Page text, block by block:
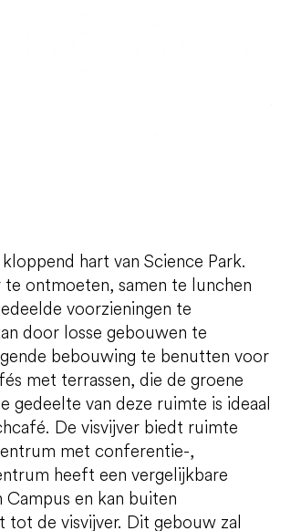
hart van Science Park.
ontmoeten, samen te lunchen
voorzieningen te
door losse gebouwen te
bebouwing te benutten voor
met terrassen, die de groene
van deze ruimte is ideaal
De visvijver biedt ruimte
met conferentie-,
heeft een vergelijkbare
en kan buiten
de visvijver. Dit gebouw zal